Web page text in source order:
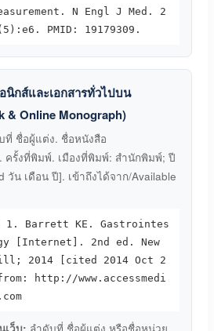
N Engl J Med. 2
PMID: 19179309.
นิกส์และเอกสารทั่วไปบน
& Online Monograph)
ที่ ชื่อผู้แต่ง. ชื่อหนังสือ
ครั้งที่พิมพ์. เมืองที่พิมพ์: สำนักพิมพ์; ปี
วัน เดือน ปี]. เข้าถึงได้จาก/Available
1. Barrett KE. Gastrointes
[Internet]. 2nd ed. New
2014 [cited 2014 Oct 2
http://www.accessmedi
เว็บ: ลำดับที่ ชื่อผู้แต่ง หรือชื่อหน่วย